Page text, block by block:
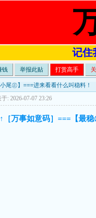
记住
钱 举报此贴 打赏高手
尾㊣】===进来看看什么叫稳料！
: 2026-07-07 23:26
↑［万事如意码］===【最